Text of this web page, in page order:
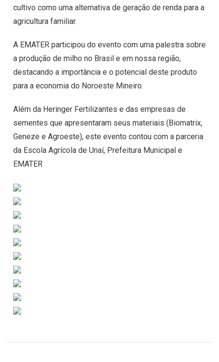
cultivo como uma alternativa de geração de renda para a
agricultura familiar.
A EMATER participou do evento com uma palestra sobre
a produção de milho no Brasil e em nossa região,
destacando a importância e o potencial deste produto
para a economia do Noroeste Mineiro.
Além da Heringer Fertilizantes e das empresas de
sementes que apresentaram seus materiais (Biomatrix,
Geneze e Agroeste), este evento contou com a parceria
da Escola Agrícola de Unaí, Prefeitura Municipal e
EMATER